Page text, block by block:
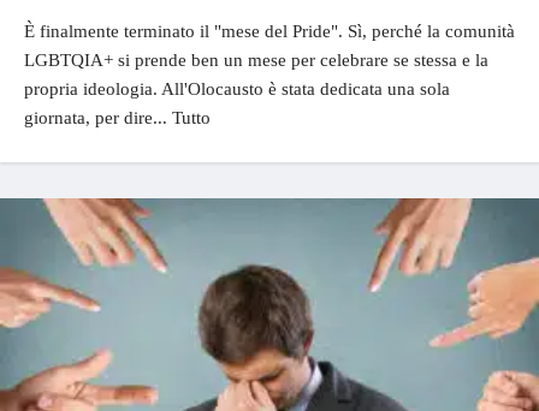
È finalmente terminato il "mese del Pride". Sì, perché la comunità
LGBTQIA+ si prende ben un mese per celebrare se stessa e la
propria ideologia. All'Olocausto è stata dedicata una sola
giornata, per dire... Tutto